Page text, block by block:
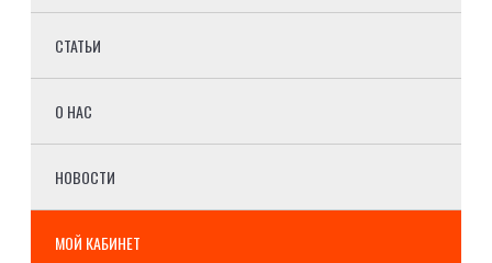
СТАТЬИ
О НАС
НОВОСТИ
МОЙ КАБИНЕТ